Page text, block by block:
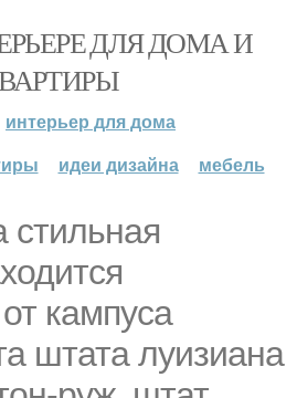
ДЛЯ ДОМА И
интерьер для дома
идеи дизайна мебель
стильная
кампуса
штата луизиана